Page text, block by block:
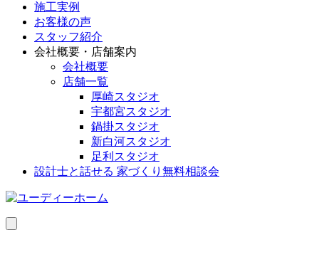
施工実例
お客様の声
スタッフ紹介
会社概要・店舗案内
会社概要
店舗一覧
厚崎スタジオ
宇都宮スタジオ
鍋掛スタジオ
新白河スタジオ
足利スタジオ
設計士と話せる 家づくり無料相談会
MENU